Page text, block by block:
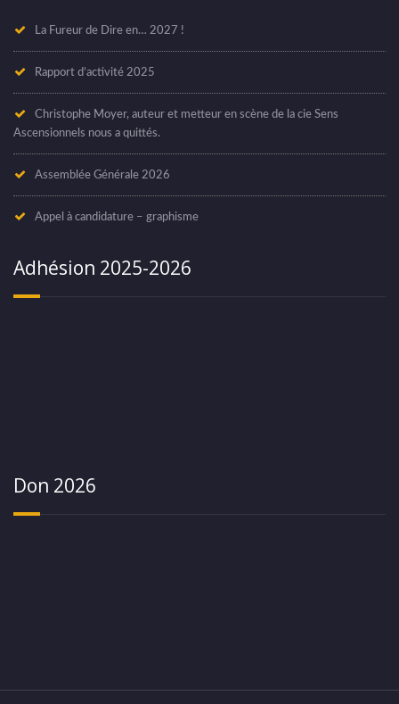
La Fureur de Dire en… 2027 !
Rapport d’activité 2025
Christophe Moyer, auteur et metteur en scène de la cie Sens
Ascensionnels nous a quittés.
Assemblée Générale 2026
Appel à candidature – graphisme
Adhésion 2025-2026
Don 2026